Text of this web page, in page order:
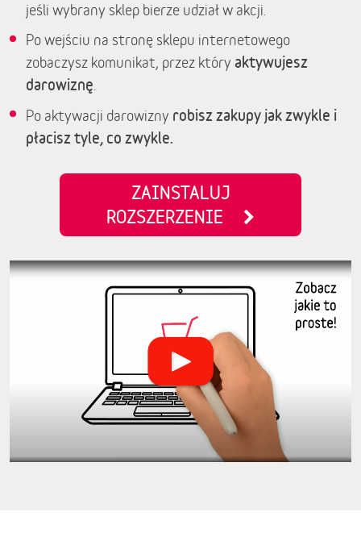
jeśli wybrany sklep bierze udział w akcji.
Po wejściu na stronę sklepu internetowego
zobaczysz komunikat, przez który aktywujesz
darowiznę
Po aktywacji darowizny robisz zakupy jak zwykle i
płacisz tyle, co zwykle.
ZAINSTALUJ
ROZSZERZENIE